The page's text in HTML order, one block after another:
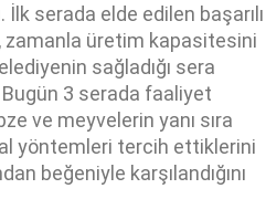
serada elde edilen başarılı
zamanla üretim kapasitesini
sağladığı sera
3 serada faaliyet
ve meyvelerin yanı sıra
yöntemleri tercih ettiklerini
beğeniyle karşılandığını